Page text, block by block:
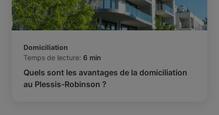
Domiciliation
Temps de lecture: 6 min
Quels sont les avantages de la domiciliation
au Plessis-Robinson ?